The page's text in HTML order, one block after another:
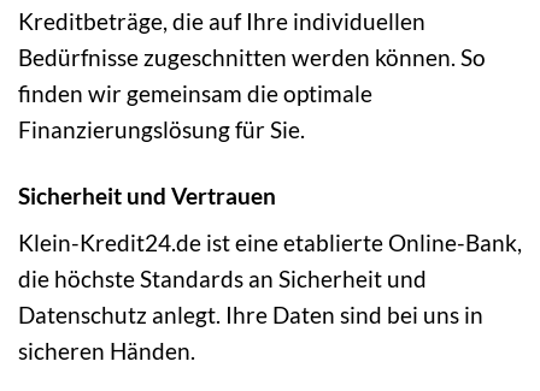
Kreditbeträge, die auf Ihre individuellen
Bedürfnisse zugeschnitten werden können. So
finden wir gemeinsam die optimale
Finanzierungslösung für Sie.
Sicherheit und Vertrauen
Klein-Kredit24.de ist eine etablierte Online-Bank,
die höchste Standards an Sicherheit und
Datenschutz anlegt. Ihre Daten sind bei uns in
sicheren Händen.